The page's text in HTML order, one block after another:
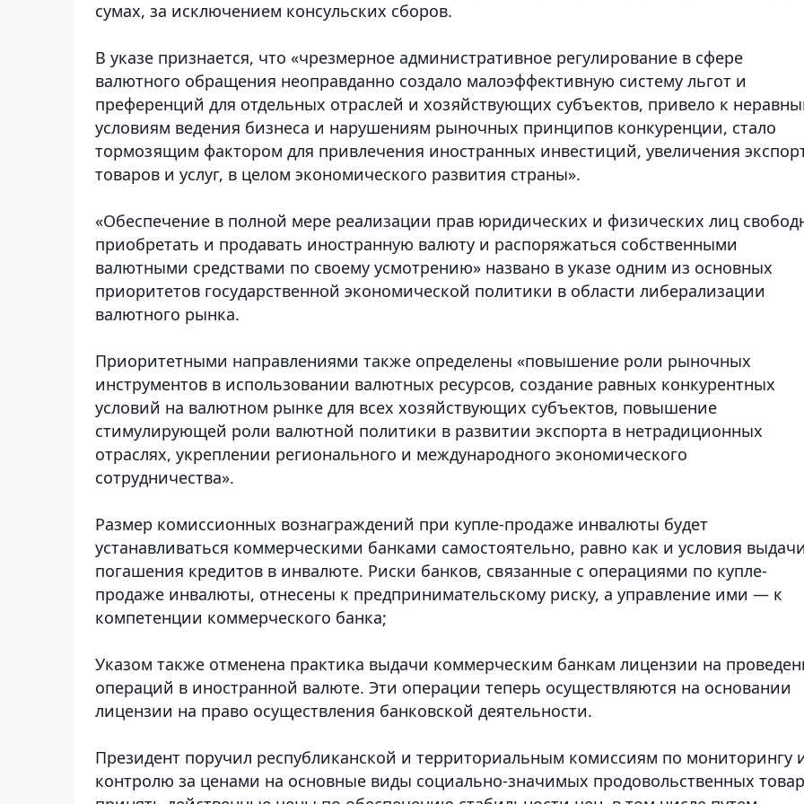
сумах, за исключением консульских сборов.
В указе признается, что «чрезмерное административное регулирование в сфере
валютного обращения неоправданно создало малоэффективную систему льгот и
преференций для отдельных отраслей и хозяйствующих субъектов, привело к
условиям ведения бизнеса и нарушениям рыночных принципов конкуренции, стало
тормозящим фактором для привлечения иностранных инвестиций, увеличения
товаров и услуг, в целом экономического развития страны».
«Обеспечение в полной мере реализации прав юридических и физических лиц
приобретать и продавать иностранную валюту и распоряжаться собственными
валютными средствами по своему усмотрению» названо в указе одним из основных
приоритетов государственной экономической политики в области либерализации
валютного рынка.
Приоритетными направлениями также определены «повышение роли рыночных
инструментов в использовании валютных ресурсов, создание равных конкурентных
условий на валютном рынке для всех хозяйствующих субъектов, повышение
стимулирующей роли валютной политики в развитии экспорта в нетрадиционных
отраслях, укреплении регионального и международного экономического
сотрудничества».
Размер комиссионных вознаграждений при купле-продаже инвалюты будет
устанавливаться коммерческими банками самостоятельно, равно как и условия
погашения кредитов в инвалюте. Риски банков, связанные с операциями по купле-
продаже инвалюты, отнесены к предпринимательскому риску, а управление ими — к
компетенции коммерческого банка;
Указом также отменена практика выдачи коммерческим банкам лицензии на
операций в иностранной валюте. Эти операции теперь осуществляются на основании
лицензии на право осуществления банковской деятельности.
Президент поручил республиканской и территориальным комиссиям по мониторингу
контролю за ценами на основные виды социально-значимых продовольственных